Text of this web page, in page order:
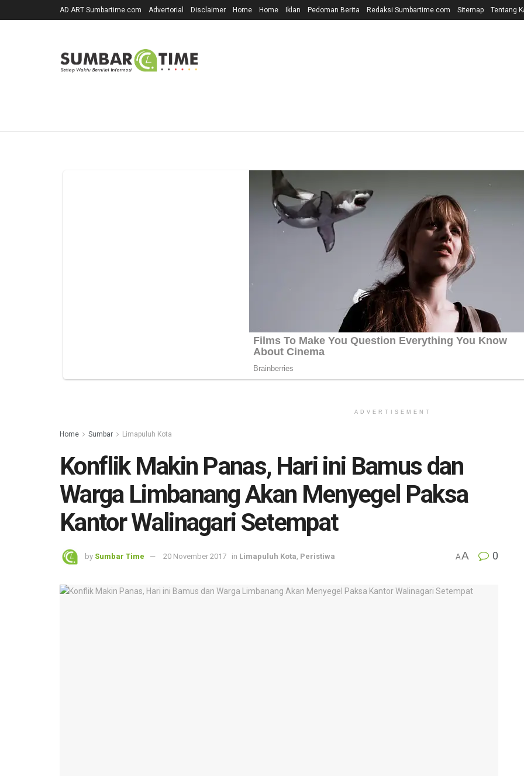
AD ART Sumbartime.com Advertorial Disclaimer Home Home Iklan Pedoman Berita Redaksi Sumbartime.com Sitemap Tentang
ADVERTISEMENT
Home Sumbar Limapuluh Kota
Konflik Makin Panas, Hari ini Bamus dan
Warga Limbanang Akan Menyegel Paksa
Kantor Walinagari Setempat
by Sumbar Time 20 November 2017 in Limapuluh Kota Peristiwa AA 0